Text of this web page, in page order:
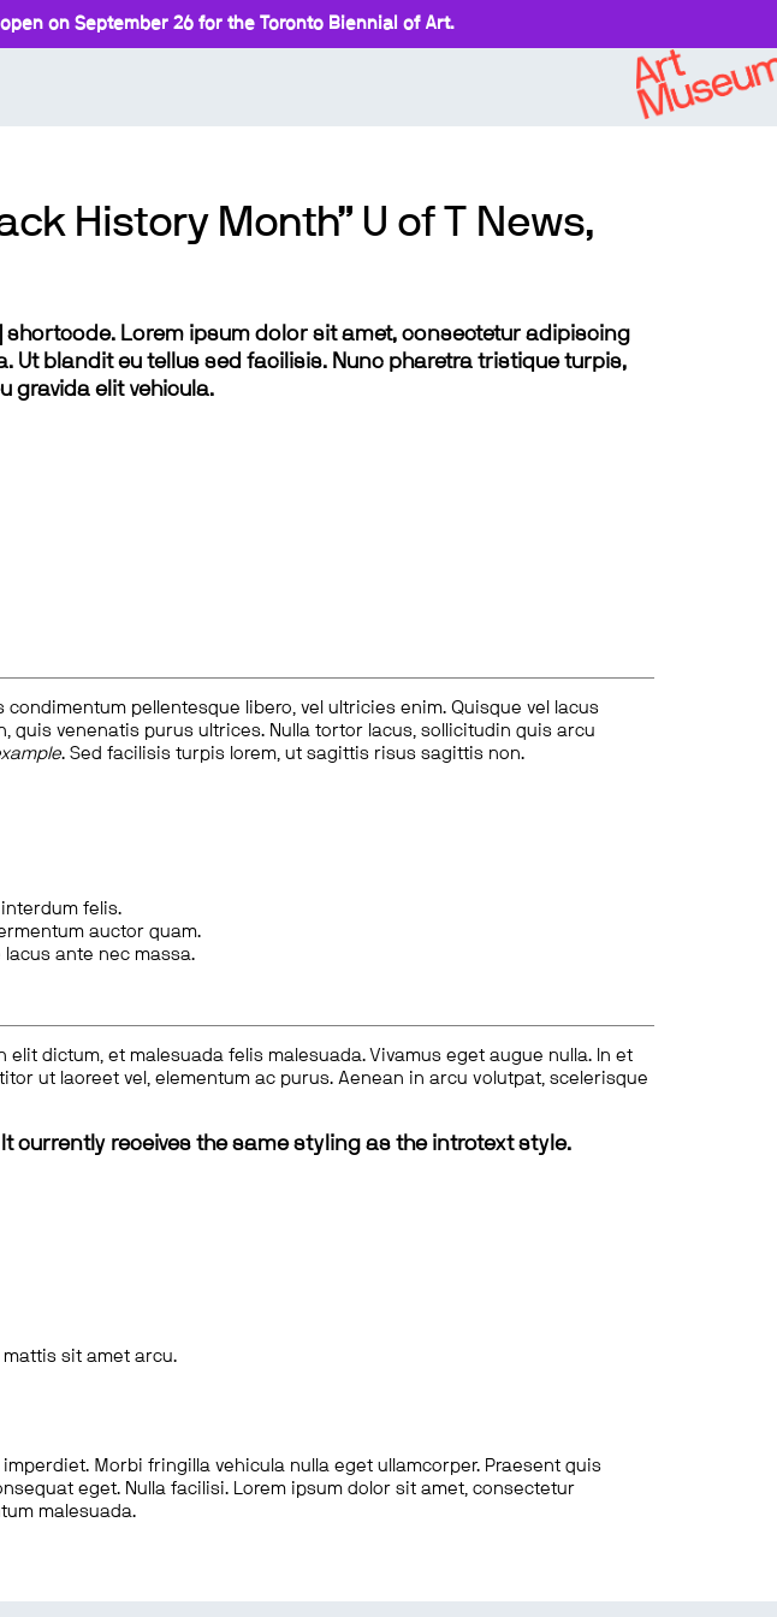
on September 26 for the Toronto Biennial of Art.
History Month” U of T News,
Lorem ipsum dolor sit amet, consectetur adipiscing
Ut blandit eu tellus sed facilisis. Nunc pharetra tristique turpis,
gravida elit vehicula.
condimentum pellentesque libero, vel ultricies enim. Quisque vel lacus
quis venenatis purus ultrices. Nulla tortor lacus, sollicitudin quis arcu
. Sed facilisis turpis lorem, ut sagittis risus sagittis non.
felis.
auctor quam.
ante nec massa.
dictum, et malesuada felis malesuada. Vivamus eget augue nulla. In et
ut laoreet vel, elementum ac purus. Aenean in arcu volutpat, scelerisque
currently receives the same styling as the introtext style.
sit amet arcu.
Morbi fringilla vehicula nulla eget ullamcorper. Praesent quis
eget. Nulla facilisi. Lorem ipsum dolor sit amet, consectetur
malesuada.